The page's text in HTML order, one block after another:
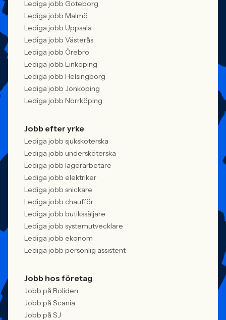
Lediga jobb Göteborg
Lediga jobb Malmö
Lediga jobb Uppsala
Lediga jobb Västerås
Lediga jobb Örebro
Lediga jobb Linköping
Lediga jobb Helsingborg
Lediga jobb Jönköping
Lediga jobb Norrköping
Jobb efter yrke
Lediga jobb sjuksköterska
Lediga jobb undersköterska
Lediga jobb lagerarbetare
Lediga jobb elektriker
Lediga jobb snickare
Lediga jobb chaufför
Lediga jobb butikssäljare
Lediga jobb systemutvecklare
Lediga jobb ekonom
Lediga jobb personlig assistent
Jobb hos företag
Jobb på Boliden
Jobb på Scania
Jobb på SJ